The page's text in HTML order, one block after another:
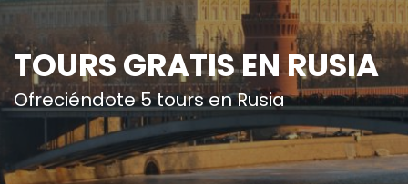
TOURS GRATIS EN RUSIA
Ofreciéndote 5 tours en Rusia